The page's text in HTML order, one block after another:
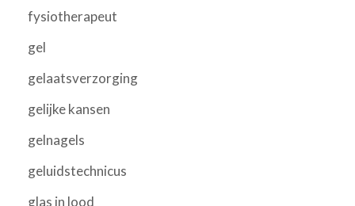
fysiotherapeut
gel
gelaatsverzorging
gelijke kansen
gelnagels
geluidstechnicus
glas in lood